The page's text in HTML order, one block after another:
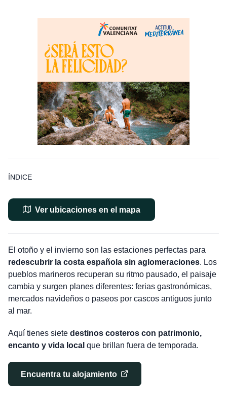
ÍNDICE
Ver ubicaciones en el mapa
El otoño y el invierno son las estaciones perfectas para
redescubrir la costa española sin aglomeraciones. Los
pueblos marineros recuperan su ritmo pausado, el paisaje
cambia y surgen planes diferentes: ferias gastronómicas,
mercados navideños o paseos por cascos antiguos junto
al mar.
Aquí tienes siete destinos costeros con patrimonio,
encanto y vida local que brillan fuera de temporada.
Encuentra tu alojamiento